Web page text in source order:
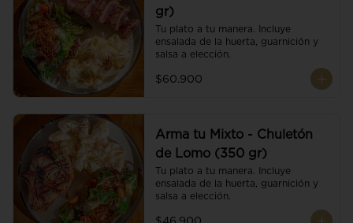
gr)
Tu plato a tu manera. Incluye
ensalada de la huerta, guarnición y
salsa a elección.
$60.900
Arma tu Mixto - Chuletón
de Lomo (350 gr)
Tu plato a tu manera. Incluye
ensalada de la huerta, guarnición y
salsa a elección.